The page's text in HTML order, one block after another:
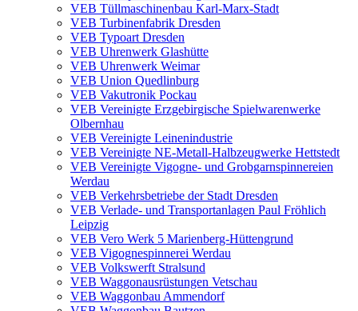
VEB Tüllmaschinenbau Karl-Marx-Stadt
VEB Turbinenfabrik Dresden
VEB Typoart Dresden
VEB Uhrenwerk Glashütte
VEB Uhrenwerk Weimar
VEB Union Quedlinburg
VEB Vakutronik Pockau
VEB Vereinigte Erzgebirgische Spielwarenwerke
Olbernhau
VEB Vereinigte Leinenindustrie
VEB Vereinigte NE-Metall-Halbzeugwerke Hettstedt
VEB Vereinigte Vigogne- und Grobgarnspinnereien
Werdau
VEB Verkehrsbetriebe der Stadt Dresden
VEB Verlade- und Transportanlagen Paul Fröhlich
Leipzig
VEB Vero Werk 5 Marienberg-Hüttengrund
VEB Vigognespinnerei Werdau
VEB Volkswerft Stralsund
VEB Waggonausrüstungen Vetschau
VEB Waggonbau Ammendorf